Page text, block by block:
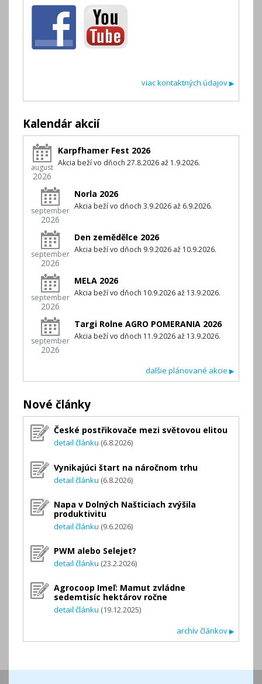
viac kontaktných údajov ▶
Kalendár akcií
august
2026
Karpfhamer Fest 2026
Akcia beží vo dňoch 27.8.2026 až 1.9.2026.
september
2026
Norla 2026
Akcia beží vo dňoch 3.9.2026 až 6.9.2026.
september
2026
Den zemědělce 2026
Akcia beží vo dňoch 9.9.2026 až 10.9.2026.
september
2026
MELA 2026
Akcia beží vo dňoch 10.9.2026 až 13.9.2026.
september
2026
Targi Rolne AGRO POMERANIA 2026
Akcia beží vo dňoch 11.9.2026 až 13.9.2026.
dalšie plánované akcie ▶
Nové články
České postřikovače mezi světovou elitou
detail článku (6.8.2026)
Vynikajúci štart na náročnom trhu
detail článku (6.8.2026)
Napa v Dolných Našticiach zvýšila
produktivitu
detail článku (9.6.2026)
PWM alebo Selejet?
detail článku (23.2.2026)
Agrocoop Imeľ: Mamut zvládne
sedemtisíc hektárov ročne
detail článku (19.12.2025)
archív článkov ▶